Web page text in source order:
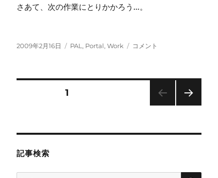
さあて、次の作業にとりかかろう…。
投
2009年2月16日
カ
PAL, Portal,Work
N2
リ
コメント
の
ペ
固定ページ1
記事検索
検